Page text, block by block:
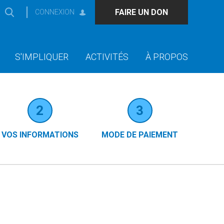
CONNEXION FAIRE UN DON
S'IMPLIQUER ACTIVITÉS À PROPOS
2
VOS INFORMATIONS
3
MODE DE PAIEMENT